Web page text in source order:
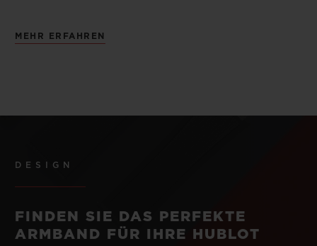
MEHR ERFAHREN
DESIGN
FINDEN SIE DAS PERFEKTE
ARMBAND FÜR IHRE HUBLOT